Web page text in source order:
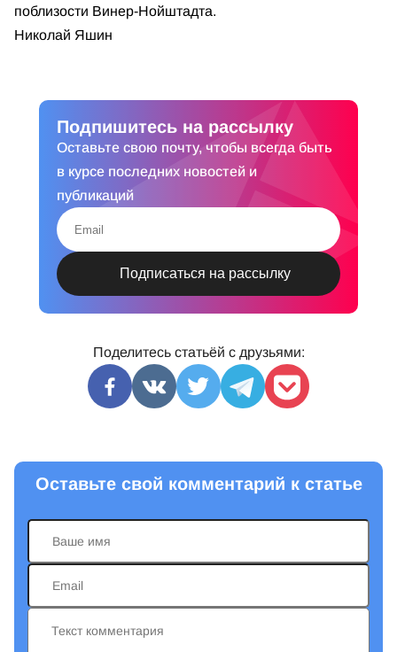
поблизости Винер-Нойштадта.
Николай Яшин
Подпишитесь на рассылку
Оставьте свою почту, чтобы всегда быть
в курсе последних новостей и
публикаций
Поделитесь статьёй с друзьями:
Оставьте свой комментарий к статье